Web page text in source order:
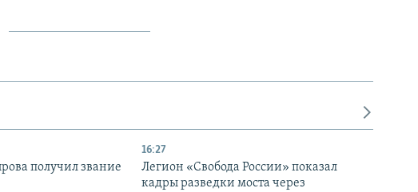
получил звание
16:27
Легион «Свобода России» показал
кадры разведки моста через